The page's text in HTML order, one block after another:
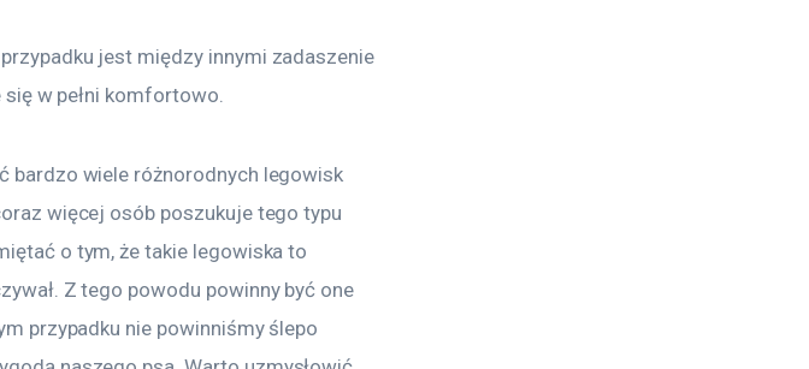
jest między innymi zadaszenie
w pełni komfortowo.
bardzo wiele różnorodnych legowisk
więcej osób poszukuje tego typu
o tym, że takie legowiska to
Z tego powodu powinny być one
przypadku nie powinniśmy ślepo